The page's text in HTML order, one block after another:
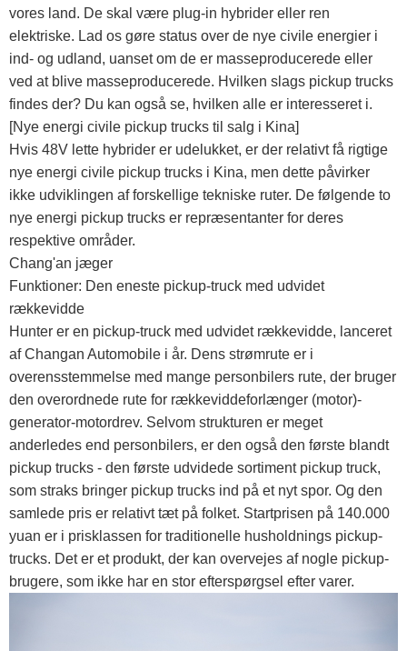
vores land. De skal være plug-in hybrider eller ren
elektriske. Lad os gøre status over de nye civile energier i
ind- og udland, uanset om de er masseproducerede eller
ved at blive masseproducerede. Hvilken slags pickup trucks
findes der? Du kan også se, hvilken alle er interesseret i.
[Nye energi civile pickup trucks til salg i Kina]
Hvis 48V lette hybrider er udelukket, er der relativt få rigtige
nye energi civile pickup trucks i Kina, men dette påvirker
ikke udviklingen af ​​forskellige tekniske ruter. De følgende to
nye energi pickup trucks er repræsentanter for deres
respektive områder.
Chang'an jæger
Funktioner: Den eneste pickup-truck med udvidet
rækkevidde
Hunter er en pickup-truck med udvidet rækkevidde, lanceret
af Changan Automobile i år. Dens strømrute er i
overensstemmelse med mange personbilers rute, der bruger
den overordnede rute for rækkeviddeforlænger (motor)-
generator-motordrev. Selvom strukturen er meget
anderledes end personbilers, er den også den første blandt
pickup trucks - den første udvidede sortiment pickup truck,
som straks bringer pickup trucks ind på et nyt spor. Og den
samlede pris er relativt tæt på folket. Startprisen på 140.000
yuan er i prisklassen for traditionelle husholdnings pickup-
trucks. Det er et produkt, der kan overvejes af nogle pickup-
brugere, som ikke har en stor efterspørgsel efter varer.